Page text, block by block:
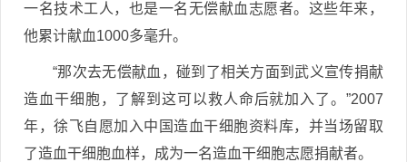
一名技术工人，也是一名无偿献血志愿者。这些年来，
他累计献血1000多毫升。
“那次去无偿献血，碰到了相关方面到武义宣传捐献
造血干细胞，了解到这可以救人命后就加入了。”2007
年，徐飞自愿加入中国造血干细胞资料库，并当场留取
了造血干细胞血样，成为一名造血干细胞志愿捐献者。